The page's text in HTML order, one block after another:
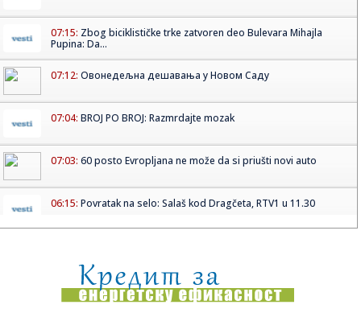
07:15: Zbog biciklističke trke zatvoren deo Bulevara Mihajla
Pupina: Da...
07:12: Овонедељна дешавања у Новом Саду
07:04: BROJ PO BROJ: Razmrdajte mozak
07:03: 60 posto Evropljana ne može da si priušti novi auto
06:15: Povratak na selo: Salaš kod Dragčeta, RTV1 u 11.30
05:12:POGLED SA MIŠELUKA: Umesto trga, on na čokoladi